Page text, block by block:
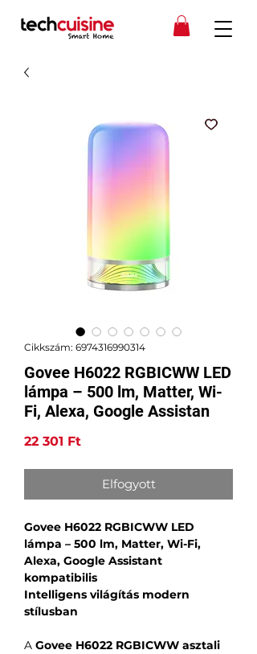
Cikkszám: 6974316990314
Govee H6022 RGBICWW LED
lámpa – 500 lm, Matter, Wi-
Fi, Alexa, Google Assistan
22 301 FtÁr
Elfogyott
Govee H6022 RGBICWW LED
lámpa – 500 lm, Matter, Wi-Fi,
Alexa, Google Assistant
kompatibilis
Intelligens világítás modern
stílusban
A Govee H6022 RGBICWW asztali